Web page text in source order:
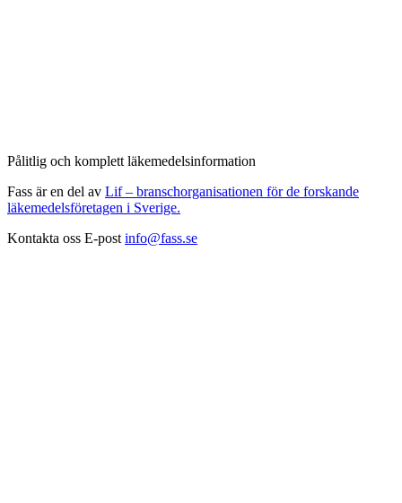
Pålitlig och komplett läkemedelsinformation
Fass är en del av Lif – branschorganisationen för de forskande
läkemedelsföretagen i Sverige.
Kontakta oss E-post info@fass.se